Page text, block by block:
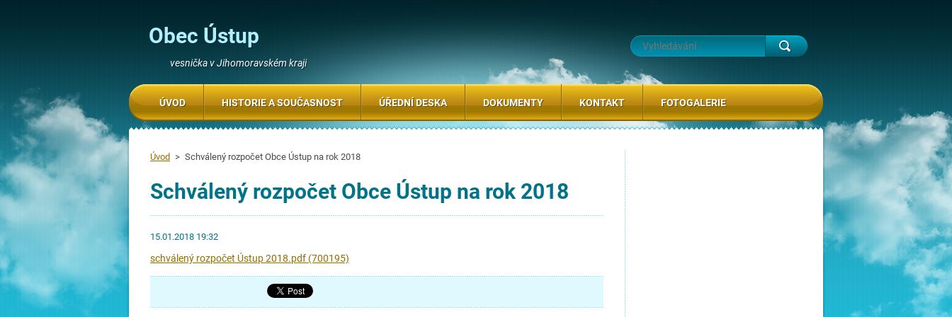
Obec Ústup
vesnička v Jihomoravském kraji
Úvod > Schválený rozpočet Obce Ústup na rok 2018
Schválený rozpočet Obce Ústup na rok 2018
15.01.2018 19:32
schválený rozpočet Ústup 2018.pdf (700195)
ÚVOD HISTORIE A SOUČASNOST ÚŘEDNÍ DESKA DOKUMENTY KONTAKT FOTOGALERIE